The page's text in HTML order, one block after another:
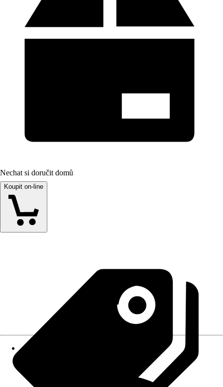
Nechat si doručit domů
Koupit on-line